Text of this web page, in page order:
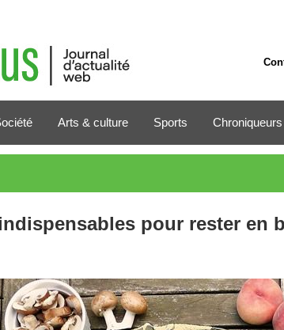
Arts & culture Sports Chroniqueurs
pour rester en